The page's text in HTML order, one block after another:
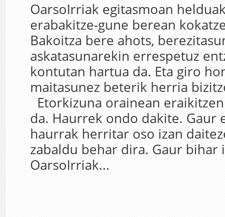
OarsoIrriak egitasmoan
erabakitze-gune berean
Bakoitza bere ahots,
askatasunarekin errespetuz
kontutan hartua da. Eta giro
maitasunez beterik herria
Etorkizuna orainean
da. Haurrek ondo dakite. Gaur
haurrak herritar oso izan
zabaldu behar dira. Gaur bihar
OarsoIrriak...